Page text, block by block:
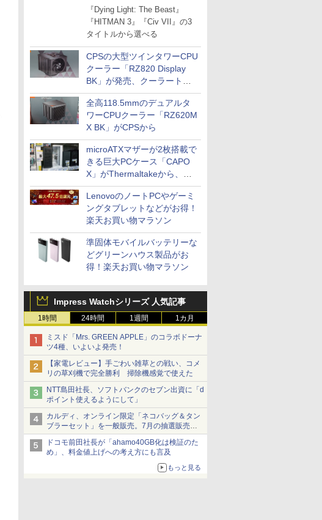
『Dying Light: The Beast』
『HITMAN 3』『Civ VII』の3
タイトルから選べる
CPSの大型ツインタワーCPU
クーラー「RZ820 Display
BK」が発売、クーラートッ
プに5インチ液晶搭載
全高118.5mmのデュアルタ
ワーCPUクーラー「RZ620M
X BK」がCPSから
microATXマザーが2枚搭載で
きる巨大PCケース「CAPO
X」がThermaltakeから、カ
ラーは2色
LenovoのノートPCやゲーミ
ングタブレットなどがお得！
楽天お買い物マラソン
準固体モバイルバッテリーな
どグリーンハウス製品がお
得！楽天お買い物マラソン
Impress Watchシリーズ 人気記事
1時間 24時間 1週間 1カ月
ミスド「Mrs. GREEN APPLE」のコラボドーナ
ツ4種、いよいよ発売！
【家電レビュー】手ごわい雑草との戦い、コメ
リの草刈機で完全勝利 掃除機感覚で使えた
NTT島田社長、ソフトバンクのセブン出資に「d
ポイント使えるようにして」
カルディ、オンライン限定「ネコバッグ＆タン
ブラーセット」を一般販売。7月の抽選販売の
当選無効分
ドコモ前田社長が「ahamo40GB化は検証のた
め」、料金値上げへの考え方にも言及
もっと見る